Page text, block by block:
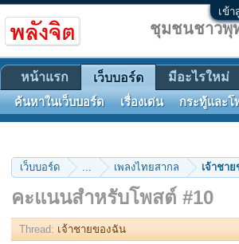
เข้
เว็บบอร์ด ... เพลงไทยสากล เจ้าชา
คะแนนสำหรับโพสต์ #10
Thread: เจ้าชายของฉัน
ชุมชนชาวพุ
หน้าแรก เว็บบอร์ด
ค้นหาในเว็บบอร์ด เรื่องเด่น กระทู้และ
มีอะไรใหม่